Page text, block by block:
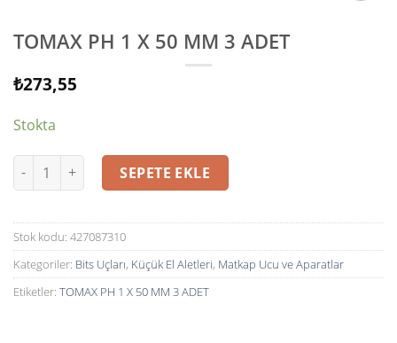
TOMAX PH 1 X 50 MM 3 ADET
₺273,55
Stokta
TOMAX PH 1 X 50 MM 3 ADET adet
SEPETE EKLE
Stok kodu: 427087310
Kategoriler: Bits Uçları, Küçük El Aletleri, Matkap Ucu ve Aparatlar
Etiketler: TOMAX PH 1 X 50 MM 3 ADET